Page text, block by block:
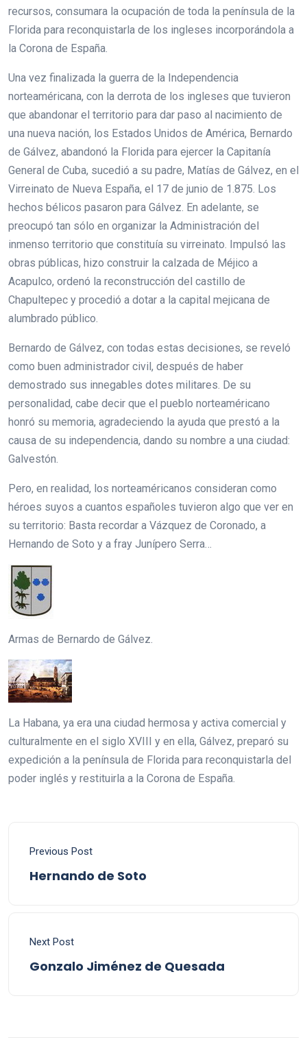
recursos, consumara la ocupación de toda la península de la
Florida para reconquistarla de los ingleses incorporándola a
la Corona de España.
Una vez finalizada la guerra de la Independencia
norteaméricana, con la derrota de los ingleses que tuvieron
que abandonar el territorio para dar paso al nacimiento de
una nueva nación, los Estados Unidos de América, Bernardo
de Gálvez, abandonó la Florida para ejercer la Capitanía
General de Cuba, sucedió a su padre, Matías de Gálvez, en el
Virreinato de Nueva España, el 17 de junio de 1.875. Los
hechos bélicos pasaron para Gálvez. En adelante, se
preocupó tan sólo en organizar la Administración del
inmenso territorio que constituía su virreinato. Impulsó las
obras públicas, hizo construir la calzada de Méjico a
Acapulco, ordenó la reconstrucción del castillo de
Chapultepec y procedió a dotar a la capital mejicana de
alumbrado público.
Bernardo de Gálvez, con todas estas decisiones, se reveló
como buen administrador civil, después de haber
demostrado sus innegables dotes militares. De su
personalidad, cabe decir que el pueblo norteaméricano
honró su memoria, agradeciendo la ayuda que prestó a la
causa de su independencia, dando su nombre a una ciudad:
Galvestón.
Pero, en realidad, los norteaméricanos consideran como
héroes suyos a cuantos españoles tuvieron algo que ver en
su territorio: Basta recordar a Vázquez de Coronado, a
Hernando de Soto y a fray Junípero Serra…
Armas de Bernardo de Gálvez.
La Habana, ya era una ciudad hermosa y activa comercial y
culturalmente en el siglo XVIII y en ella, Gálvez, preparó su
expedición a la península de Florida para reconquistarla del
poder inglés y restituirla a la Corona de España.
Previous Post
Hernando de Soto
Next Post
Gonzalo Jiménez de Quesada